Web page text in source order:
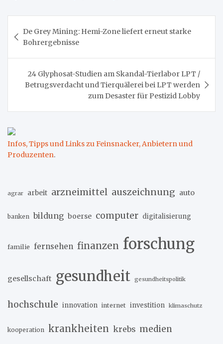
De Grey Mining: Hemi-Zone liefert erneut starke
Bohrergebnisse
24 Glyphosat-Studien am Skandal-Tierlabor LPT /
Betrugsverdacht und Tierquälerei bei LPT werden
zum Desaster für Pestizid Lobby
Infos, Tipps und Links zu Feinsnacker, Anbietern und
Produzenten.
agrar arbeit arzneimittel auszeichnung auto
banken bildung boerse computer digitalisierung
familie fernsehen finanzen forschung
gesellschaft gesundheit gesundheitspolitik
hochschule innovation internet investition klimaschutz
kooperation krankheiten krebs medien